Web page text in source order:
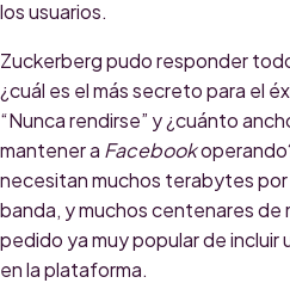
los usuarios.
Zuckerberg pudo responder
¿cuál es el más secreto para el
“Nunca rendirse” y ¿cuánto
mantener a Facebook
necesitan muchos terabytes
banda, y muchos centenares de
pedido ya muy popular de incluir
en la plataforma.